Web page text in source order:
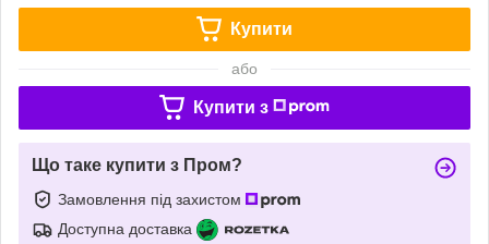
Купити
або
Купити з
Що таке купити з Пром?
Замовлення під захистом
Доступна доставка